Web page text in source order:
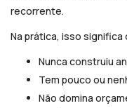
recorrente.
Na prática, isso significa
Nunca construiu
Tem pouco ou
Não domina